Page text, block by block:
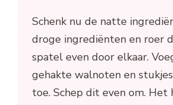
Schenk nu de natte
droge ingrediënten en roer
spatel even door elkaar.
gehakte walnoten en
toe. Schep dit even om. Het